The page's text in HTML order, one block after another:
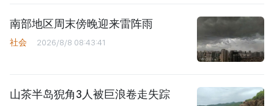
南部地区周末傍晚迎来雷阵雨
社会 2026/8/8 08:43:41
山茶半岛猊角3人被巨浪卷走失踪